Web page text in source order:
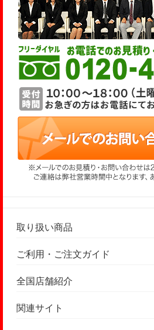
取り扱い商品
ご利用・ご注文ガイド
全国店舗紹介
関連サイト